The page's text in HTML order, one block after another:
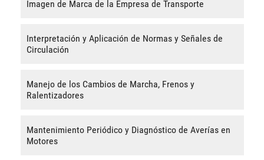
Imagen de Marca de la Empresa de Transporte
Interpretación y Aplicación de Normas y Señales de
Circulación
Manejo de los Cambios de Marcha, Frenos y
Ralentizadores
Mantenimiento Periódico y Diagnóstico de Averías en
Motores